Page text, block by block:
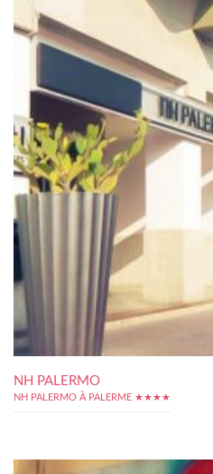
NH PALERMO
NH PALERMO À PALERME ★★★★